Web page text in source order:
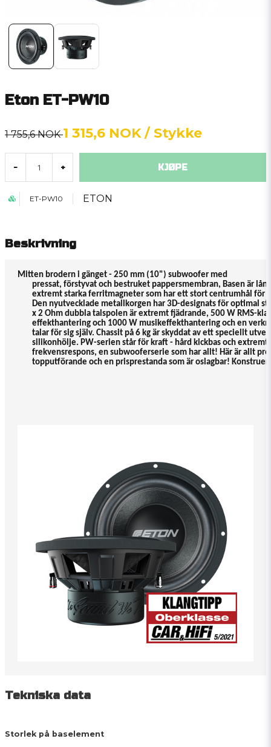
Eton ET-PW10
1 755,6 NOK1 315,6 NOK / Stykke
- + KJØPE
ET-PW10 ETON
Beskrivning
Mitten brodern i gänget - 250 mm (10") subwoofer med
pressat, förstyvat och bestruket pappersmembran, Basen är
extremt starka ferritmagneter som har ett stort centrumhål för
Den nyutvecklade metallkorgen har 3D-designats för optimal
x 2 Ohm dubbla talspolen är extremt fjädrande, 500 W RMS-
effekthantering och 1000 W musikeffekthantering och en
talar för sig själv. Chassit på 6 kg är skyddat av ett speciellt
silikonhölje. PW-serien står för kraft - hård kickbas och extremt
frekvensrespons, en subwooferserie som har allt! Här är allt
topputförande och en prisprestanda som är oslagbar!
Tekniska data
Storlek på baselement